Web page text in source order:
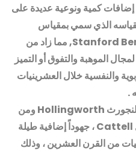
كمية ونوعية عديدة على
الذي سمي بمقياس
مما زاد من
الموهبة والتفوق أو التميز
والنفسية خلال العشرينيات
.
ومن
، جهوداً إضافية طيلة
من القرن العشرين ، وذلك